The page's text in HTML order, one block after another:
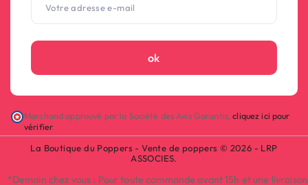
ok
Marchand approuvé par la Société des Avis Garantis,cliquez ici pour
vérifier.
La Boutique du Poppers - Vente de poppers © 2026 - LRP
ASSOCIES.
*Demain chez vous : Pour toute commande avant 15h et une livraison